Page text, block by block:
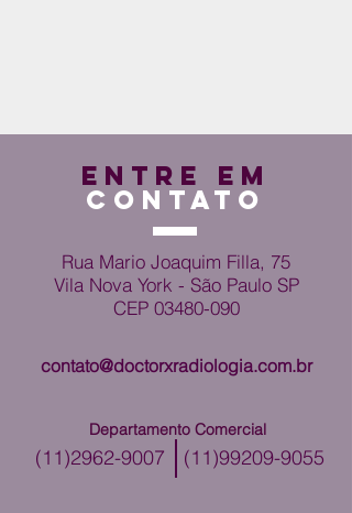
ENTRE EM
CONTATO
Rua Mario Joaquim Filla, 75
Vila Nova York - São Paulo SP
CEP 03480-090
contato@doctorxradiologia.com.br
Departamento Comercial
(11)2962-9007 (11)99209-9055